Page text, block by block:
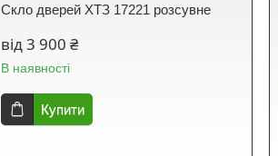
Скло дверей ХТЗ 17221 розсувне
від 3 900 ₴
В наявності
Купити